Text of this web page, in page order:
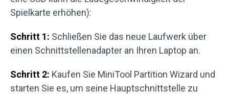
Spielkarte erhöhen):
Schritt 1: Schließen Sie das neue Laufwerk über
einen Schnittstellenadapter an Ihren Laptop an.
Schritt 2: Kaufen Sie MiniTool Partition Wizard und
starten Sie es, um seine Hauptschnittstelle zu